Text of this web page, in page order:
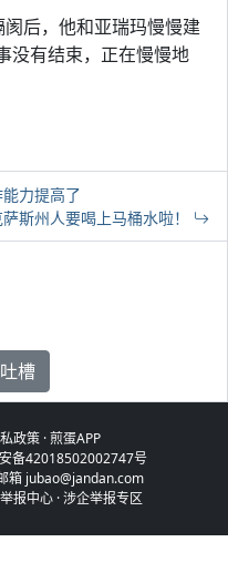
后，他和亚瑞玛慢慢建
没有结束，正在慢慢地
力提高了
斯州人要喝上马桶水啦！
槽
政策·煎蛋APP
备42018502002747号
箱 jubao@jandan.com
报中心 ·涉企举报专区